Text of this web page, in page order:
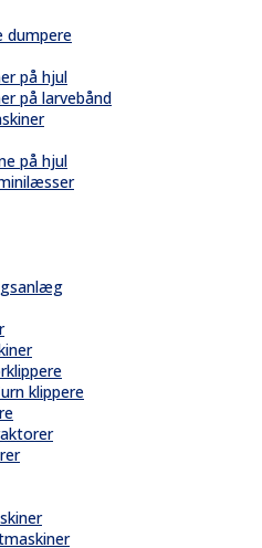
dumpere
på hjul
på larvebånd
på hjul
klippere